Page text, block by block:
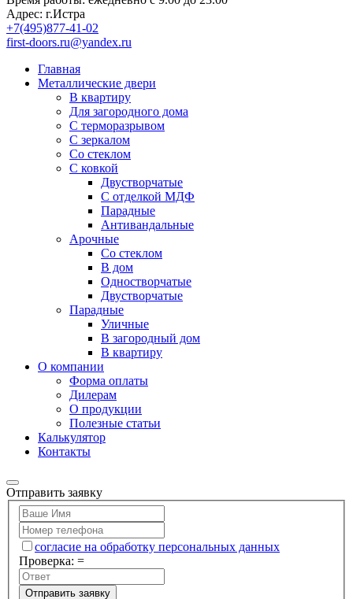
Адрес: г.Истра
+7(495)877-41-02
first-doors.ru@yandex.ru
Главная
Металлические двери
В квартиру
Для загородного дома
С терморазрывом
С зеркалом
Со стеклом
С ковкой
Двустворчатые
С отделкой МДФ
Парадные
Антивандальные
Арочные
Со стеклом
В дом
Одностворчатые
Двустворчатые
Парадные
Уличные
В загородный дом
В квартиру
О компании
Форма оплаты
Дилерам
О продукции
Полезные статьи
Калькулятор
Контакты
Отправить заявку
согласие на обработку персональных данных
Проверка: =